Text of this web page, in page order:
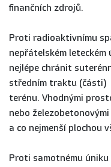
finančních zdrojů.
Proti radioaktivnímu
nepřátelském
nejlépe chránit
středním traktu (části)
terénu. Vhodnými
nebo
a co nejmenší plochou
Proti samotnému úniku